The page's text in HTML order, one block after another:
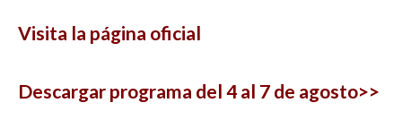
Visita la página oficial
Descargar programa del 4 al 7 de agosto>>